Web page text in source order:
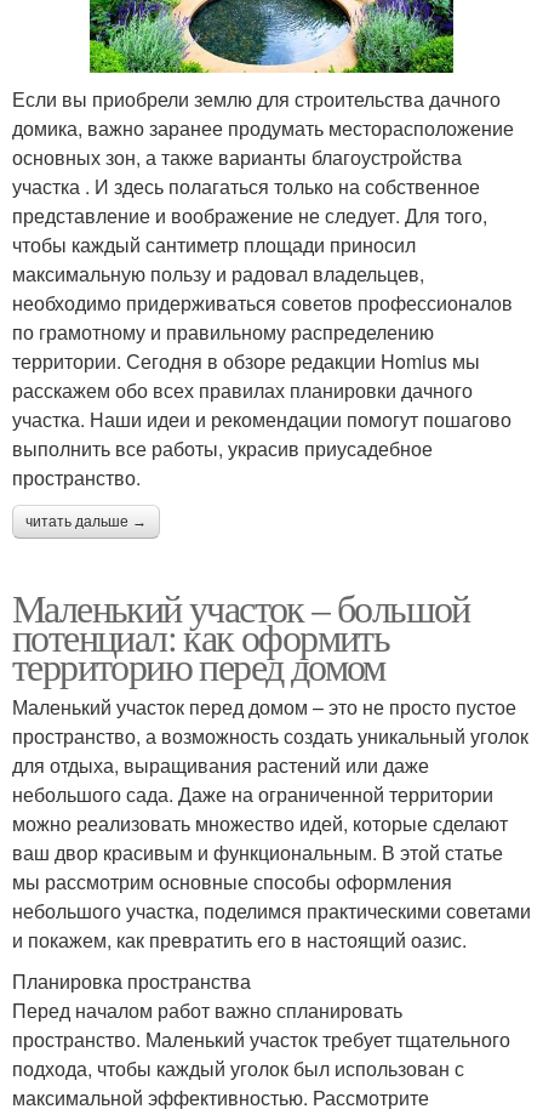
Если вы приобрели землю для строительства дачного
домика, важно заранее продумать месторасположение
основных зон, а также варианты благоустройства
участка . И здесь полагаться только на собственное
представление и воображение не следует. Для того,
чтобы каждый сантиметр площади приносил
максимальную пользу и радовал владельцев,
необходимо придерживаться советов профессионалов
по грамотному и правильному распределению
территории. Сегодня в обзоре редакции Homius мы
расскажем обо всех правилах планировки дачного
участка. Наши идеи и рекомендации помогут пошагово
выполнить все работы, украсив приусадебное
пространство.
читать дальше →
Маленький участок – большой
потенциал: как оформить
территорию перед домом
Маленький участок перед домом – это не просто пустое
пространство, а возможность создать уникальный уголок
для отдыха, выращивания растений или даже
небольшого сада. Даже на ограниченной территории
можно реализовать множество идей, которые сделают
ваш двор красивым и функциональным. В этой статье
мы рассмотрим основные способы оформления
небольшого участка, поделимся практическими советами
и покажем, как превратить его в настоящий оазис.
Планировка пространства
Перед началом работ важно спланировать
пространство. Маленький участок требует тщательного
подхода, чтобы каждый уголок был использован с
максимальной эффективностью. Рассмотрите